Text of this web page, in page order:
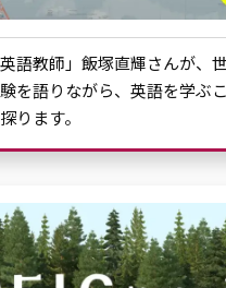
英語教師」飯塚直輝さんが、
を語りながら、英語を学ぶ
ります。